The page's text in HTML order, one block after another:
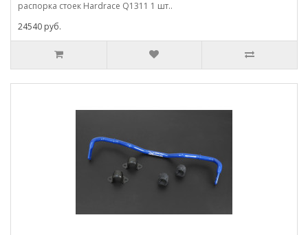
распорка стоек Hardrace Q1311 1 шт..
24540 руб.